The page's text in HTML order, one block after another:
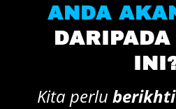
ANDA
Kita perlu